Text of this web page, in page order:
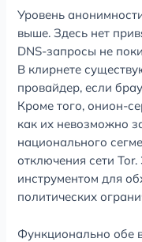
Уровень
выше. Здесь нет
DNS-запросы не
В клирнете
провайдер, если
Кроме того, онион-
как их невозможно
национального
отключения сети
инструментом для
политических
Функционально обе